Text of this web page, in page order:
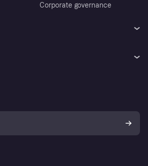
Corporate governance